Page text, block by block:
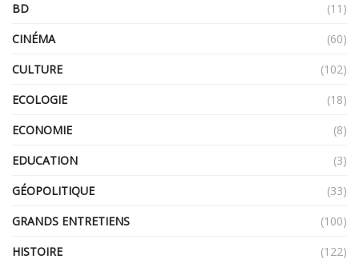
BD
(11)
CINÉMA
(60)
CULTURE
(102)
ECOLOGIE
(18)
ECONOMIE
(8)
EDUCATION
(3)
GÉOPOLITIQUE
(33)
GRANDS ENTRETIENS
(100)
HISTOIRE
(122)